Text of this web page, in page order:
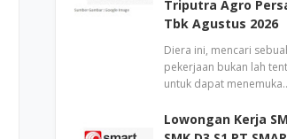
Triputra Agro
Tbk Agustus 2026
Diera ini, mencari
pekerjaan bukan lah
untuk dapat
Lowongan Kerja